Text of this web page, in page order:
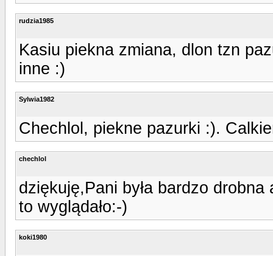
rudzia1985
Kasiu piekna zmiana, dlon tzn
inne :)
Sylwia1982
Chechlol, piekne pazurki :).
chechlol
dziękuję,Pani była bardzo
to wyglądało:-)
koki1980